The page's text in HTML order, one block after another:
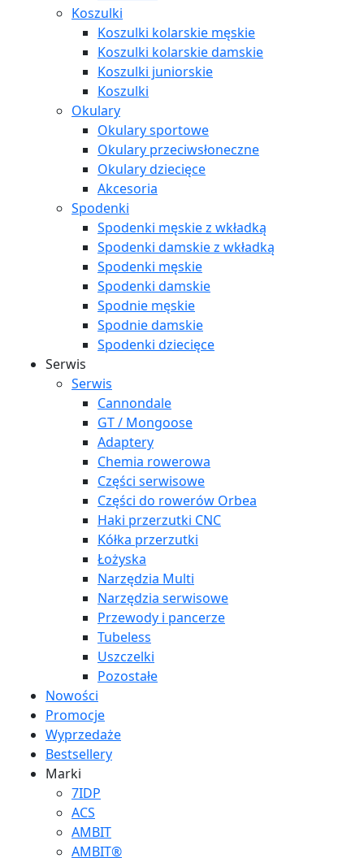
Koszulki
Koszulki kolarskie męskie
Koszulki kolarskie damskie
Koszulki juniorskie
Koszulki
Okulary
Okulary sportowe
Okulary przeciwsłoneczne
Okulary dziecięce
Akcesoria
Spodenki
Spodenki męskie z wkładką
Spodenki damskie z wkładką
Spodenki męskie
Spodenki damskie
Spodnie męskie
Spodnie damskie
Spodenki dziecięce
Serwis
Serwis
Cannondale
GT / Mongoose
Adaptery
Chemia rowerowa
Części serwisowe
Części do rowerów Orbea
Haki przerzutki CNC
Kółka przerzutki
Łożyska
Narzędzia Multi
Narzędzia serwisowe
Przewody i pancerze
Tubeless
Uszczelki
Pozostałe
Nowości
Promocje
Wyprzedaże
Bestsellery
Marki
7IDP
ACS
AMBIT
AMBIT®